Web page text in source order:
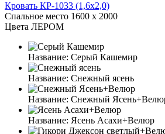
Кровать КР-1033 (1,6x2,0)
Спальное место 1600 x 2000
Цвета ЛЕРОМ
Название: Серый Кашемир
Название: Снежный ясень
Название: Снежный
Название: Ясень Асахи+Велюр